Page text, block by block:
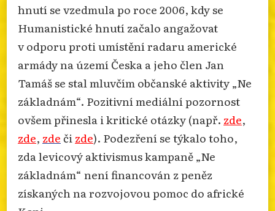
hnutí se vzedmula po roce 2006, kdy se
Humanistické hnutí začalo angažovat
v odporu proti umístění radaru americké
armády na území Česka a jeho člen Jan
Tamáš se stal mluvčím občanské aktivity „Ne
základnám“. Pozitivní mediální pozornost
ovšem přinesla i kritické otázky (např. zde,
zde, zdečizde). Podezření se týkalo toho,
zda levicový aktivismus kampaně „Ne
základnám“ není financován z peněz
získaných na rozvojovou pomoc do africké